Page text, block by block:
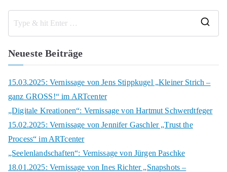
r
Neueste Beiträge
15.03.2025: Vernissage von Jens Stippkugel „Kleiner Strich –
ganz GROSS!“ im ARTcenter
„Digitale Kreationen“: Vernissage von Hartmut Schwerdtfeger
15.02.2025: Vernissage von Jennifer Gaschler „Trust the
Process“ im ARTcenter
„Seelenlandschaften“: Vernissage von Jürgen Paschke
18.01.2025: Vernissage von Ines Richter „Snapshots –